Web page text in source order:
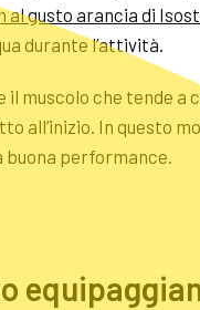
al gusto arancia di
durante l’attività.
muscolo che tende a
all’inizio. In questo
buona performance.